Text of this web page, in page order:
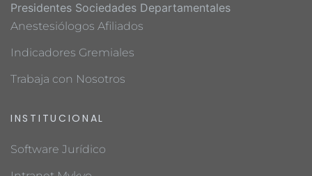
Presidentes Sociedades Departamentales
Anestesiólogos Afiliados
Indicadores Gremiales
Trabaja con Nosotros
INSTITUCIONAL
Software Jurídico